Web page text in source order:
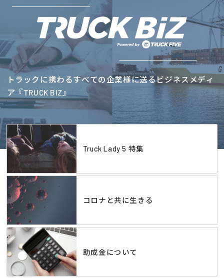
トラックに携わるすべての企業様に送るビジネスメディ
ア『TRUCK BIZ』
Truck Lady 5 特集
コロナと共に生きる
助成金について